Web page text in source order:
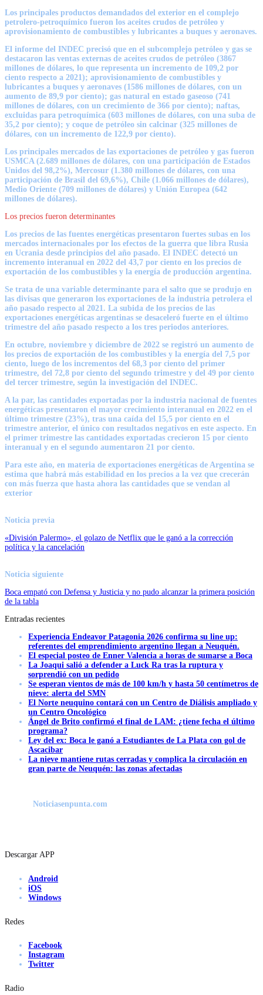
Los principales productos demandados del exterior en el complejo
petrolero-petroquímico fueron los aceites crudos de petróleo y
aprovisionamiento de combustibles y lubricantes a buques y aeronaves.
El informe del INDEC precisó que en el subcomplejo petróleo y gas se
destacaron las ventas externas de aceites crudos de petróleo (3867
millones de dólares, lo que representa un incremento de 109,2 por
ciento respecto a 2021); aprovisionamiento de combustibles y
lubricantes a buques y aeronaves (1586 millones de dólares, con un
aumento de 89,9 por ciento); gas natural en estado gaseoso (741
millones de dólares, con un crecimiento de 366 por ciento); naftas,
excluidas para petroquímica (603 millones de dólares, con una suba de
35,2 por ciento); y coque de petróleo sin calcinar (325 millones de
dólares, con un incremento de 122,9 por ciento).
Los principales mercados de las exportaciones de petróleo y gas fueron
USMCA (2.689 millones de dólares, con una participación de Estados
Unidos del 98,2%), Mercosur (1.380 millones de dólares, con una
participación de Brasil del 69,6%), Chile (1.066 millones de dólares),
Medio Oriente (709 millones de dólares) y Unión Europea (642
millones de dólares).
Los precios fueron determinantes
Los precios de las fuentes energéticas presentaron fuertes subas en los
mercados internacionales por los efectos de la guerra que libra Rusia
en Ucrania desde principios del año pasado. El INDEC detectó un
incremento interanual en 2022 del 43,7 por ciento en los precios de
exportación de los combustibles y la energía de producción argentina.
Se trata de una variable determinante para el salto que se produjo en
las divisas que generaron los exportaciones de la industria petrolera el
año pasado respecto al 2021. La subida de los precios de las
exportaciones energéticas argentinas se desaceleró fuerte en el último
trimestre del año pasado respecto a los tres periodos anteriores.
En octubre, noviembre y diciembre de 2022 se registró un aumento de
los precios de exportación de los combustibles y la energía del 7,5 por
ciento, luego de los incrementos del 68,3 por ciento del primer
trimestre, del 72,8 por ciento del segundo trimestre y del 49 por ciento
del tercer trimestre, según la investigación del INDEC.
A la par, las cantidades exportadas por la industria nacional de fuentes
energéticas presentaron el mayor crecimiento interanual en 2022 en el
último trimestre (23%), tras una caída del 15,5 por ciento en el
trimestre anterior, el único con resultados negativos en este aspecto. En
el primer trimestre las cantidades exportadas crecieron 15 por ciento
interanual y en el segundo aumentaron 21 por ciento.
Para este año, en materia de exportaciones energéticas de Argentina se
estima que habrá más estabilidad en los precios a la vez que crecerán
con más fuerza que hasta ahora las cantidades que se vendan al
exterior
Noticia previa
«División Palermo», el golazo de Netflix que le ganó a la corrección
política y la cancelación
Noticia siguiente
Boca empató con Defensa y Justicia y no pudo alcanzar la primera posición
de la tabla
Entradas recientes
Experiencia Endeavor Patagonia 2026 confirma su line up:
referentes del emprendimiento argentino llegan a Neuquén.
El especial posteo de Enner Valencia a horas de sumarse a Boca
La Joaqui salió a defender a Luck Ra tras la ruptura y
sorprendió con un pedido
Se esperan vientos de más de 100 km/h y hasta 50 centímetros de
nieve: alerta del SMN
El Norte neuquino contará con un Centro de Diálisis ampliado y
un Centro Oncológico
Ángel de Brito confirmó el final de LAM: ¿tiene fecha el último
programa?
Ley del ex: Boca le ganó a Estudiantes de La Plata con gol de
Ascacibar
La nieve mantiene rutas cerradas y complica la circulación en
gran parte de Neuquén: las zonas afectadas
Noticiasenpunta.com
Descargar APP
Android
iOS
Windows
Redes
Facebook
Instagram
Twitter
Radio